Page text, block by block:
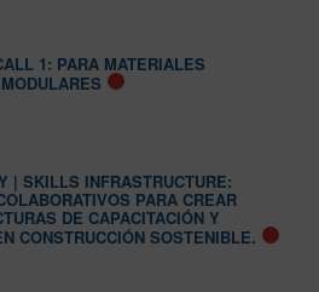
1: PARA MATERIALES
| SKILLS INFRASTRUCTURE:
PARA CREAR
DE CAPACITACIÓN Y
CONSTRUCCIÓN SOSTENIBLE.